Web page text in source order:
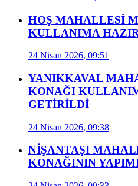
HOŞ MAHALLESİ
KULLANIMA
24 Nisan 2026, 09:51
YANIKKAVAL
KONAĞI
GETİRİLDİ
24 Nisan 2026, 09:38
NİŞANTAŞI
KONAĞININ